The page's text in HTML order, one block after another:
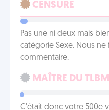
CENSURÉ
Pas une ni deux mais
catégorie Sexe. Nous ne
commentaire.
MAÎTRE DU TLBM
C'était donc votre 500e